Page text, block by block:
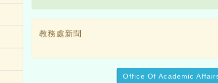
教務處新聞
Office Of Academic